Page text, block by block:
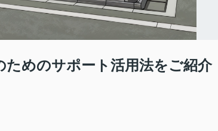
めのサポート活用法をご紹介